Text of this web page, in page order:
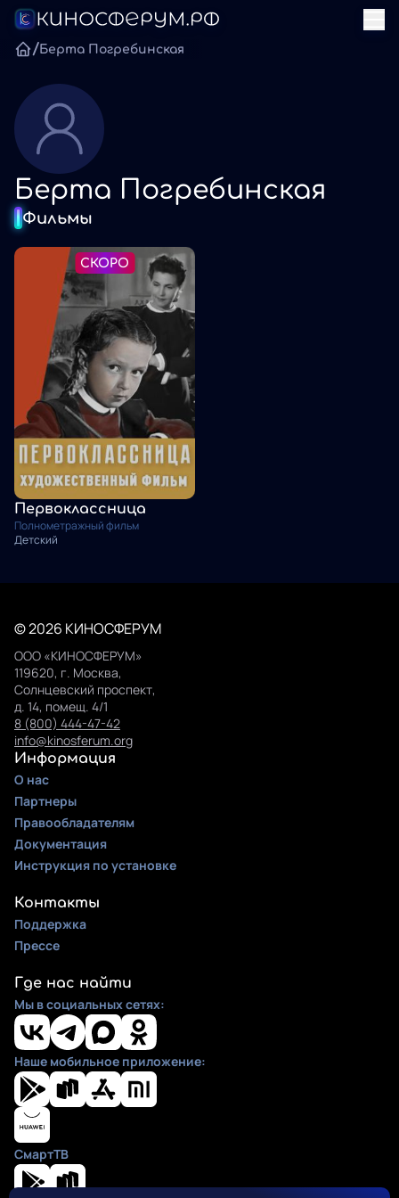
/Берта Погребинская
Берта Погребинская
Фильмы
СКОРО
Первоклассница
Полнометражный фильм
Детский
© 2026 КИНОСФЕРУМ
ООО «КИНОСФЕРУМ»
119620, г. Москва,
Солнцевский проспект,
д. 14, помещ. 4/1
8 (800) 444-47-42
info@kinosferum.org
Информация
О нас
Партнеры
Правообладателям
Документация
Инструкция по установке
Контакты
Поддержка
Прессе
Где нас найти
Мы в социальных сетях:
Наше мобильное приложение:
СмартТВ